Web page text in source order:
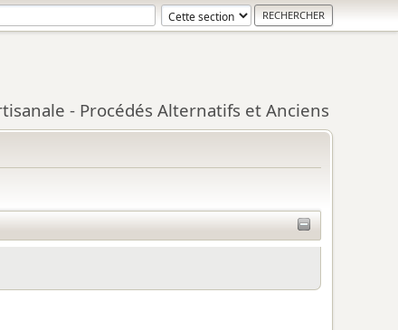
- Procédés Alternatifs et Anciens